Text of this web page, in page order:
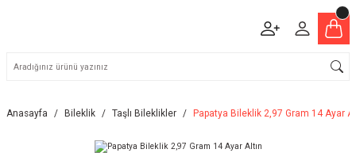
Anasayfa Bileklik Taşlı Bileklikler Papatya Bileklik 2,97 Gram 14 Ayar